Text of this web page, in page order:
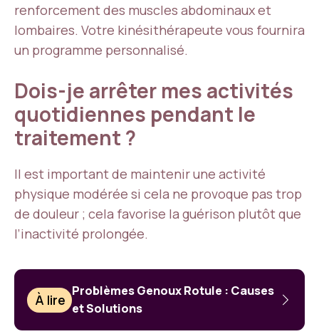
renforcement des muscles abdominaux et
lombaires. Votre kinésithérapeute vous fournira
un programme personnalisé.
Dois-je arrêter mes activités
quotidiennes pendant le
traitement ?
Il est important de maintenir une activité
physique modérée si cela ne provoque pas trop
de douleur ; cela favorise la guérison plutôt que
l’inactivité prolongée.
À lire
Problèmes Genoux Rotule : Causes
et Solutions